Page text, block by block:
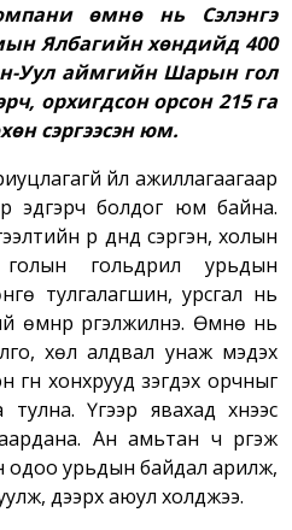
өмнө нь Сэлэнгэ
Ялбагийн хөндийд 400
Уул аймгийн Шарын гол
орхигдсонорсон 215 га
сэргээсэн юм.
үйл ажиллагаагаар
эдгэрч болдог юм байна.
үр дүнд сэргэн, холын
гольдрил урьдын
тулгалагшин, урсгал нь
үргэлжилнэ. Өмнө нь
хөл алдвал унаж мэдэх
гүн хонхрууд үзэгдэх орчныг
Үүгээр явахад хүнээс
Ан амьтан ч үргэж
одоо урьдын байдал арилж,
дээрх аюул холджээ.